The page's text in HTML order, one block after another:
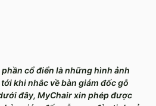
cổ điển là những hình ảnh
khi nhắc về bàn giám đốc gỗ
đây, MyChair xin phép được